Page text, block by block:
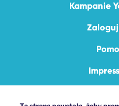
Kampanie